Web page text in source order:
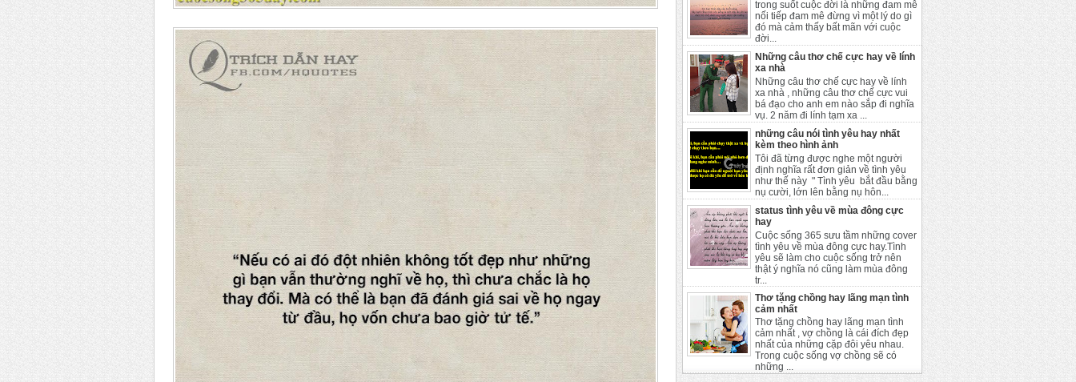
trong suốt cuộc đời là những đam mê
nối tiếp đam mê đừng vì một lý do gì
đó mà cảm thấy bất mãn với cuộc
đời...
Những câu thơ chế cực hay về lính
xa nhà
Những câu thơ chế cực hay về lính
xa nhà , những câu thơ chế cực vui
bá đạo cho anh em nào sắp đi nghĩa
vụ. 2 năm đi lính tạm xa ...
những câu nói tình yêu hay nhất
kèm theo hình ảnh
Tôi đã từng được nghe một người
định nghĩa rất đơn giản về tình yêu
như thế này " Tình yêu bắt đầu bằng
nụ cười, lớn lên bằng nụ hôn...
status tình yêu về mùa đông cực
hay
Cuộc sống 365 sưu tầm những cover
tình yêu về mùa đông cực hay.Tình
yêu sẽ làm cho cuộc sống trở nên
thật ý nghĩa nó cũng làm mùa đông
tr...
Thơ tặng chồng hay lãng mạn tình
cảm nhất
Thơ tặng chồng hay lãng mạn tình
cảm nhất , vợ chồng là cái đích đẹp
nhất của những cặp đôi yêu nhau.
Trong cuộc sống vợ chồng sẽ có
những ...